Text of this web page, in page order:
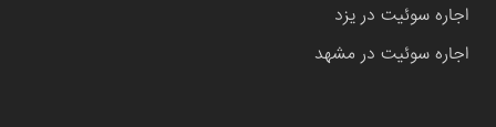
اجاره سوئیت در یزد
اجاره سوئیت در مشهد